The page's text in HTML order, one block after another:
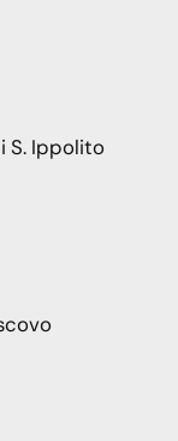
S. Ippolito